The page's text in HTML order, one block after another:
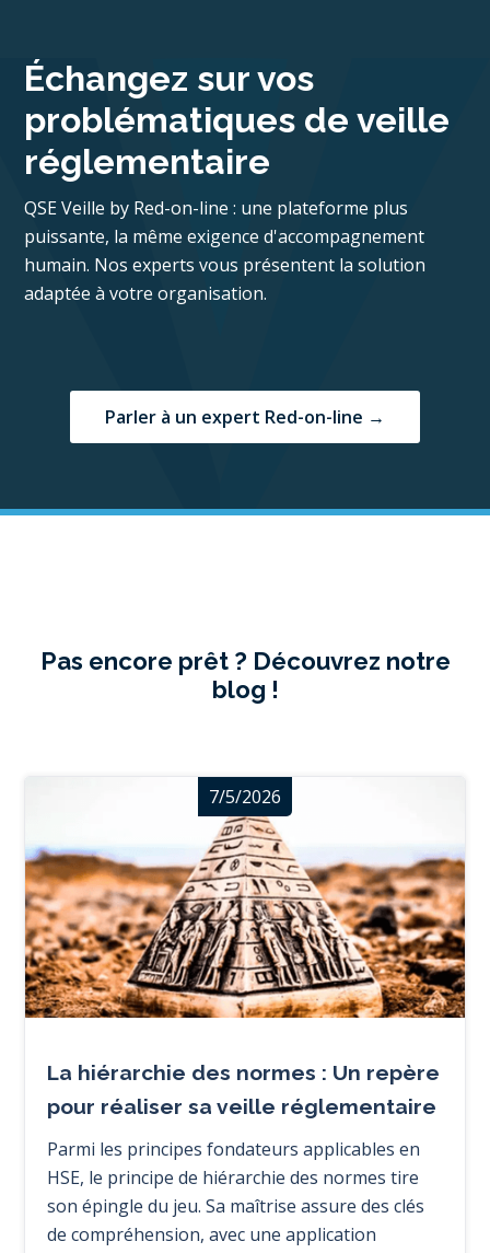
Échangez sur vos
problématiques de veille
réglementaire
QSE Veille by Red-on-line : une plateforme plus
puissante, la même exigence d'accompagnement
humain. Nos experts vous présentent la solution
adaptée à votre organisation.
Parler à un expert Red-on-line →
Pas encore prêt ? Découvrez notre
blog !
7/5/2026
La hiérarchie des normes : Un repère
pour réaliser sa veille réglementaire
Parmi les principes fondateurs applicables en
HSE, le principe de hiérarchie des normes tire
son épingle du jeu. Sa maîtrise assure des clés
de compréhension, avec une application